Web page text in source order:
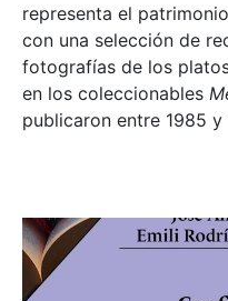
representa el
con una selección de
fotografías de los
en los coleccionables
publicaron entre 1985 y